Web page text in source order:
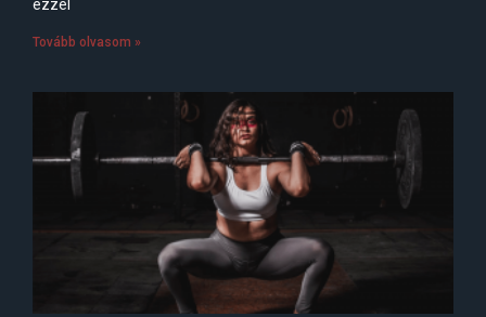
ezzel
Tovább olvasom »